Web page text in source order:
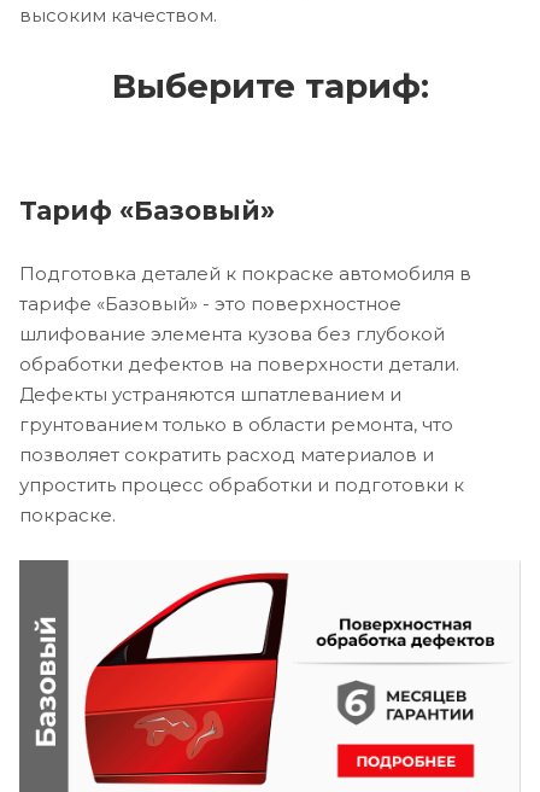
высоким качеством.
Выберите тариф:
Тариф «Базовый»
Подготовка деталей к покраске автомобиля в
тарифе «Базовый» - это поверхностное
шлифование элемента кузова без глубокой
обработки дефектов на поверхности детали.
Дефекты устраняются шпатлеванием и
грунтованием только в области ремонта, что
позволяет сократить расход материалов и
упростить процесс обработки и подготовки к
покраске.